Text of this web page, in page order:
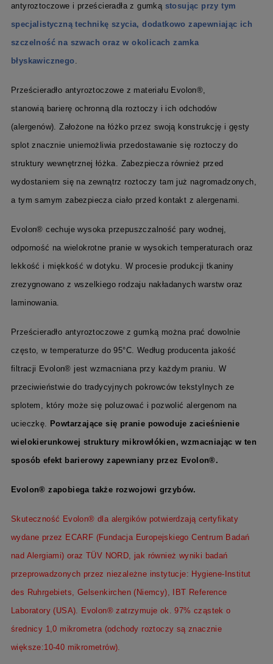
antyroztoczowe i prześcieradła z gumką stosując przy tym
specjalistyczną technikę szycia, dodatkowo zapewniając ich
szczelność na szwach oraz w okolicach zamka
błyskawicznego
Prześcieradło antyroztoczowe z materiału Evolon®,
stanowią barierę ochronną dla roztoczy i ich odchodów
(alergenów). Założone nałóżko przez swoją konstrukcję i gęsty
splot znacznie uniemożliwia przedostawanie się roztoczy do
struktury wewnętrznej łóżka Zabezpiecza również przed
wydostaniem się na zewnątrz roztoczy tam już nagromadzonych,
a tym samym zabezpiecza ciało przed kontakt z alergenami.
Evolon® cechuje wysoka przepuszczalność pary wodnej,
odporność na wielokrotne pranie w wysokich temperaturach oraz
lekkość i miękkość w dotyku. W procesie produkcji tkaniny
zrezygnowano z wszelkiego rodzaju nakładanych warstw oraz
laminowania.
Prześcieradło antyroztoczowe z gumką można prać dowolnie
często, w temperaturze do 95°C. Według producenta jakość
filtracji Evolon® jest wzmacniana przy każdym praniu. W
przeciwieństwie do tradycyjnych pokrowców tekstylnych ze
splotem, który może się poluzować i pozwolić alergenom na
ucieczkę. Powtarzające się pranie powoduje zacieśnienie
wielokierunkowej struktury mikrowłókien, wzmacniając w ten
sposób efekt barierowy zapewniany przez Evolon®.
Evolon® zapobiega także rozwojowi grzybów.
Skuteczność Evolon® dla alergików potwierdzają certyfikaty
wydane przez ECARF (Fundacja Europejskiego Centrum Badań
nad Alergiami) oraz TÜV NORD, jak również wyniki badań
przeprowadzonych przez niezależne instytucje: Hygiene-Institut
des Ruhrgebiets, Gelsenkirchen (Niemcy), IBT Reference
Laboratory (USA). Evolon® zatrzymuje ok. 97% cząstek o
średnicy 1,0 mikrometra (odchody roztoczy są znacznie
większe:10-40 mikrometrów).